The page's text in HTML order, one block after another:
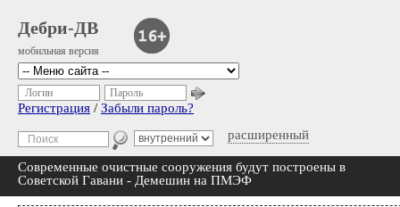
Дебри-ДВ
мобильная версия
расширенный
Логин Пароль
Регистрация / Забыли пароль?
Современные очистные сооружения будут построены в
Советской Гавани - Демешин на ПМЭФ